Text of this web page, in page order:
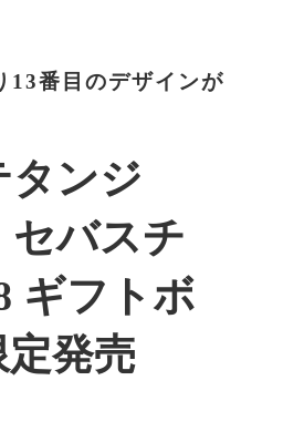
13番目のデザインが
タンジ
セバスチ
ギフトボ
発売